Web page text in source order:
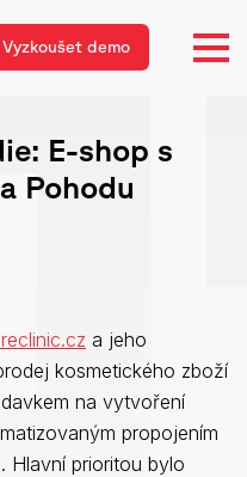
Vyzkoušet demo
E-shop s
Pohodu
a jeho
kosmetického zboží
na vytvoření
propojením
Hlavní prioritou bylo